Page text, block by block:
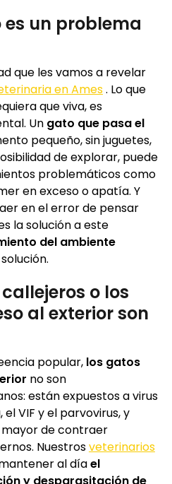
un problema
que les vamos a revelar
en Ames. Lo que
que viva, es
Un gato que pasa el
pequeño, sin juguetes,
de explorar, puede
problemáticos como
en exceso o apatía. Y
en el error de pensar
la solución a este
del ambiente
o los
al exterior son
popular, los gatos
no son
están expuestos a virus
VIF y el parvovirus, y
de contraer
Nuestrosveterinarios
al díael